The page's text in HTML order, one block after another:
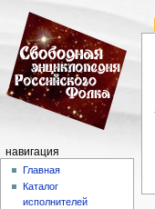
навигация
Главная
Каталог
исполнителей